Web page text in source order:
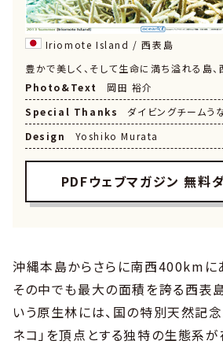
Iriomote Island / 西表島
豊かで美しく、そして生命に満ち溢れる島、
Photo&Text
岡田 裕介
Special Thanks
ダイビングチームう
Design
Yoshiko Murata
PDFウェブマガジン 無料
沖縄本島からさらに南西400kmに
その中でも最大の面積を誇る西表
いう原生林には、国の特別天然記念
ネコ」を頂点とする独特の生態系が